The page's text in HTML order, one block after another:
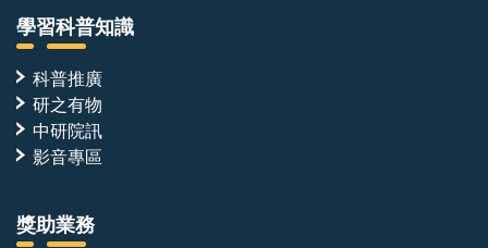
學習科普知識
科普推廣
研之有物
中研院訊
影音專區
獎助業務